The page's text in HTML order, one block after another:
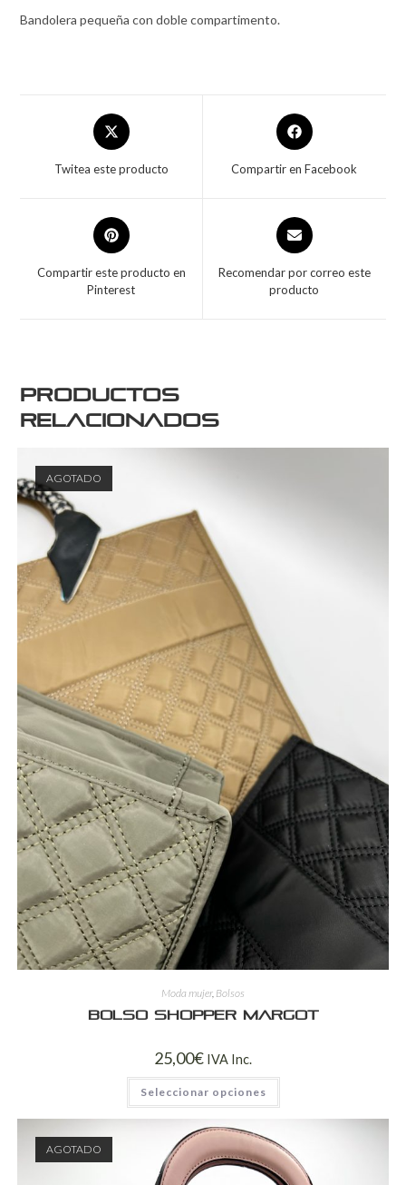
Bandolera pequeña con doble compartimento.
Twitea este producto Compartir en Facebook
Compartir este producto en
Pinterest
Recomendar por correo este
producto
Productos
relacionados
AGOTADO
Moda mujer, Bolsos
Bolso shopper Margot
25,00€ IVA Inc.
Seleccionar opciones
AGOTADO